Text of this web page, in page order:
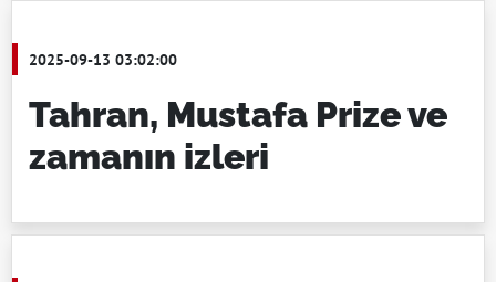
2025-09-13 03:02:00
Tahran, Mustafa Prize ve
zamanın izleri